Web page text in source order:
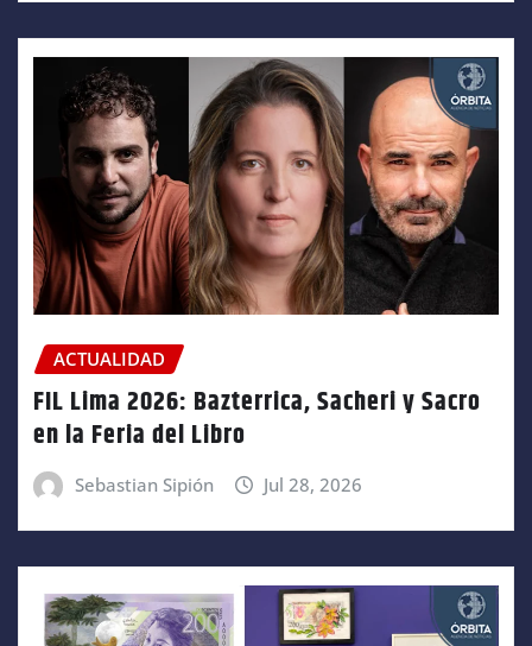
ACTUALIDAD
FIL Lima 2026: Bazterrica, Sacheri y Sacro
en la Feria del Libro
Sebastian Sipión Jul 28, 2026